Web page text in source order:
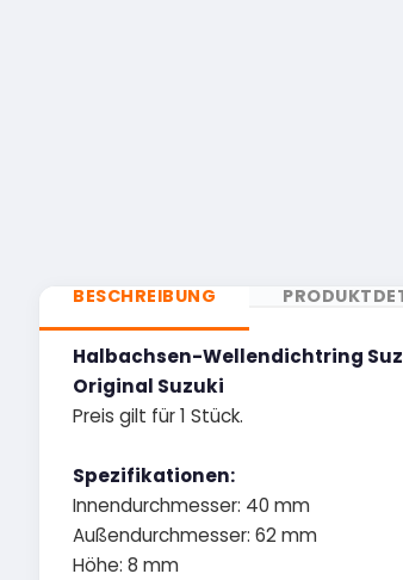
BESCHREIBUNG
Halbachsen-Wellendichtring
Original Suzuki
Preis gilt für 1 Stück.
Spezifikationen:
Innendurchmesser: 40 mm
Außendurchmesser: 62 mm
Höhe: 8 mm